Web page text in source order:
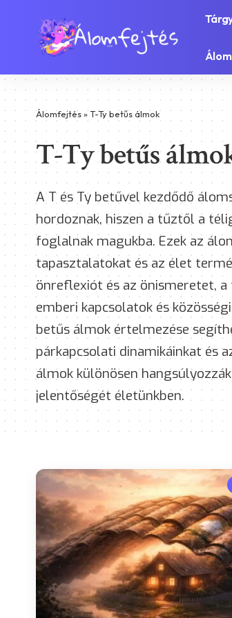
Álomfejtés»T-Ty betűs álmok
T-Ty betűs
A T és Ty betűvel kezdődő
hordoznak, hiszen a tűztől a
foglalnak magukba. Ezek az
tapasztalatokat és az élet
önreflexiót és az önismeretet,
emberi kapcsolatok és
betűs álmok értelmezése
párkapcsolati dinamikáinkat és
álmok különösen
jelentőségét életünkben.